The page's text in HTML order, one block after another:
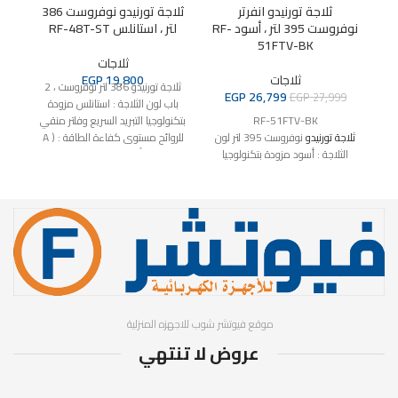
ثلاجة تورنيدو انفرتر
نوفروست 395 لتر ، أسود RF-
51FTV-BK
ثلاجات
EGP27,999
EGP26,799
RF-51FTV-BK
ثلاجة تورنيدو
نوفروست 395 لتر لون
الثلاجة : أسود مزودة بتكنولوجيا
ثلاجة تورنيدو نوفروست 386
لتر ، استانلس RF-48T-ST
ثلاجات
EGP19,800
ثلاجة تورنيدو 386 لتر نوفروست ، 2
باب لون الثلاجة : استانلس مزودة
بتكنولوجيا التبريد السريع وفلتر منقي
للروائح مستوى كفاءة الطاقة : ( A
موقع فيوتشر شوب للاجهزه المنزلية
عروض لا تنتهي